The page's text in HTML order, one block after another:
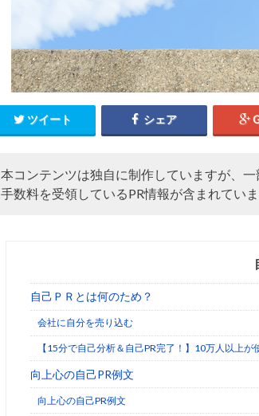
ツイート シェア
本コンテンツは独自に制作していますが、
手数料を受領しているPR情報が含まれていま
自己ＰＲとは何のため？
会社に自分を売り込む
【15分で自己分析＆自己PR完了！】10万人以上
向上心の自己PR例文
向上心の自己PR例文